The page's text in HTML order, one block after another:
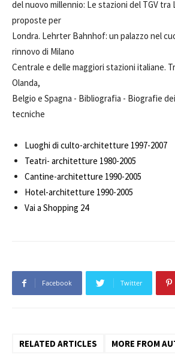
del nuovo millennio: Le stazioni del TGV tra
proposte per
Londra. Lehrter Bahnhof: un palazzo nel
rinnovo di Milano
Centrale e delle maggiori stazioni italiane.
Olanda,
Belgio e Spagna - Bibliografia - Biografie
tecniche
Luoghi di culto-architetture 1997-2007
Teatri- architetture 1980-2005
Cantine-architetture 1990-2005
Hotel-architetture 1990-2005
Vai a Shopping 24
Facebook Twitter
RELATED ARTICLES MORE FROM